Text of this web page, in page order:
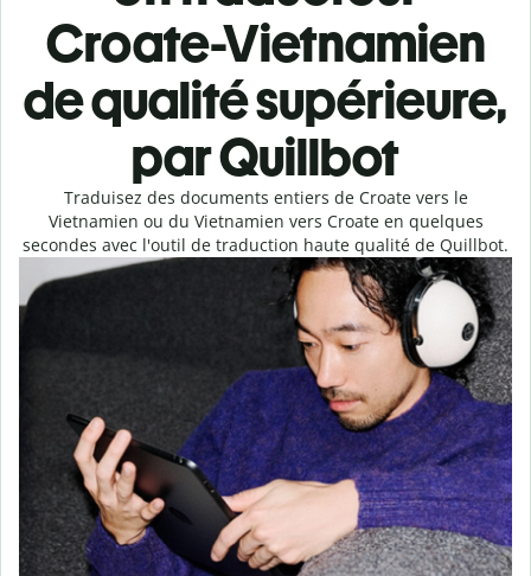
Croate-Vietnamien
de qualité supérieure,
par Quillbot
Traduisez des documents entiers de Croate vers le
Vietnamien ou du Vietnamien vers Croate en quelques
secondes avec l'outil de traduction haute qualité de Quillbot.